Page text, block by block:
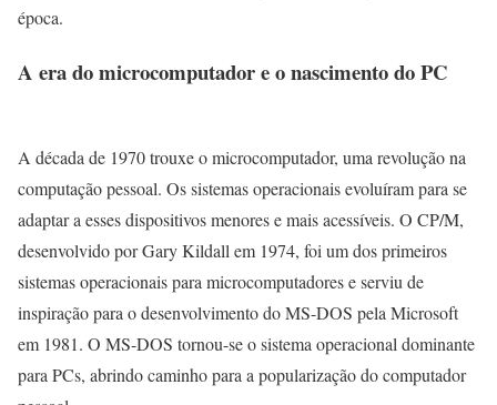
época.
A era do microcomputador e o nascimento do PC
A década de 1970 trouxe o microcomputador, uma revolução na
computação pessoal. Os sistemas operacionais evoluíram para se
adaptar a esses dispositivos menores e mais acessíveis. O CP/M,
desenvolvido por Gary Kildall em 1974, foi um dos primeiros
sistemas operacionais para microcomputadores e serviu de
inspiração para o desenvolvimento do MS-DOS pela Microsoft
em 1981. O MS-DOS tornou-se o sistema operacional dominante
para PCs, abrindo caminho para a popularização do computador